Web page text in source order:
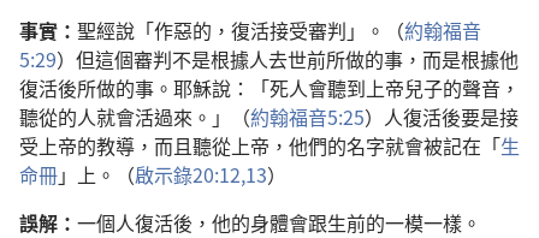
事實： 聖經說「作惡的，復活接受審判」。（約翰福音
5:29）但這個審判不是根據人去世前所做的事，而是根據他
復活後所做的事。耶穌說：「死人會聽到上帝兒子的聲音，
聽從的人就會活過來。」（約翰福音5:25）人復活後要是接
受上帝的教導，而且聽從上帝，他們的名字就會被記在「生
命冊」上。（啟示錄20:12,13）
誤解： 一個人復活後，他的身體會跟生前的一模一樣。